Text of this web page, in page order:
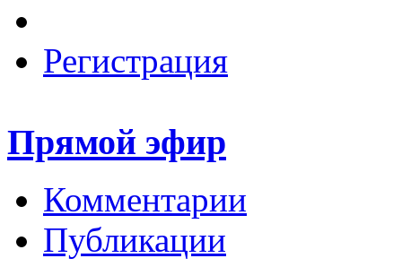
Регистрация
Прямой эфир
Комментарии
Публикации